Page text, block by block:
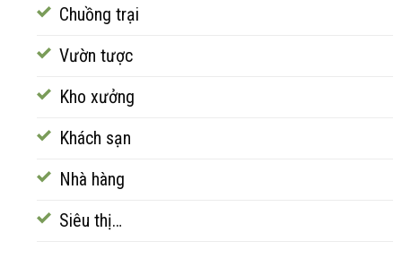
Chuồng trại
Vườn tược
Kho xưởng
Khách sạn
Nhà hàng
Siêu thị…